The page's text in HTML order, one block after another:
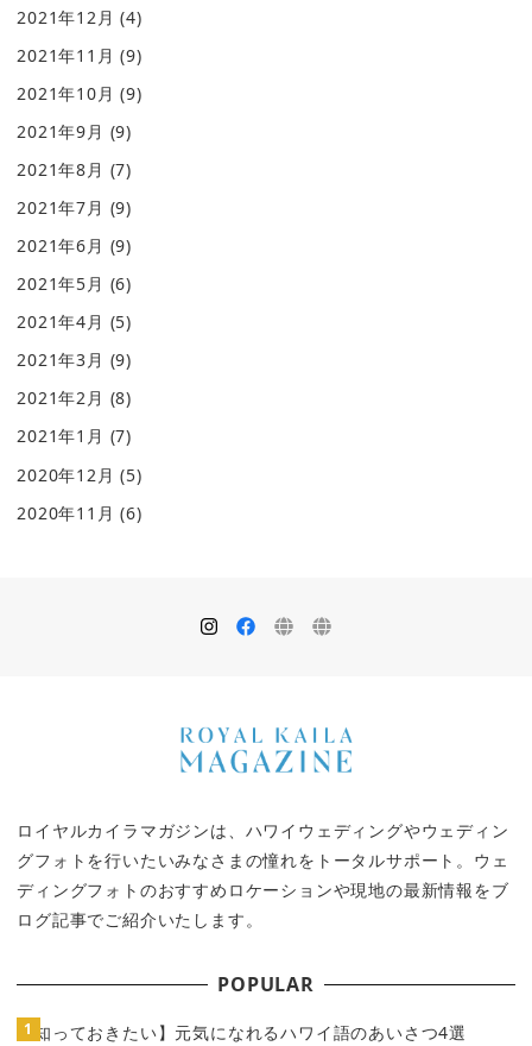
2021年12月 (4)
2021年11月 (9)
2021年10月 (9)
2021年9月 (9)
2021年8月 (7)
2021年7月 (9)
2021年6月 (9)
2021年5月 (6)
2021年4月 (5)
2021年3月 (9)
2021年2月 (8)
2021年1月 (7)
2020年12月 (5)
2020年11月 (6)
ロイヤルカイラマガジンは、ハワイウェディングやウェディン
グフォトを行いたいみなさまの憧れをトータルサポート。ウェ
ディングフォトのおすすめロケーションや現地の最新情報をブ
ログ記事でご紹介いたします。
POPULAR
【知っておきたい】元気になれるハワイ語のあいさつ4選